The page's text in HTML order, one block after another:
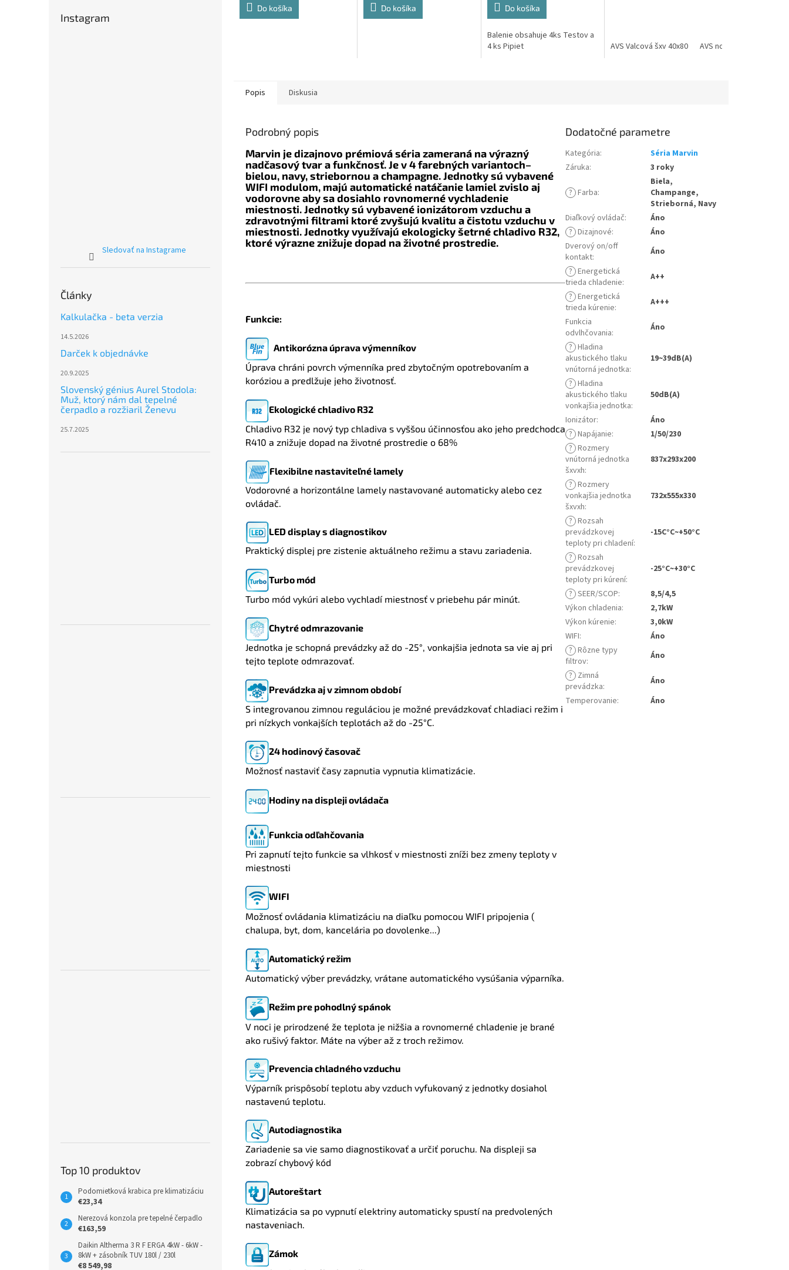
Instagram
Sledovať na Instagrame
Články
Kalkulačka - beta verzia
14.5.2026
Darček k objednávke
20.9.2025
Slovenský génius Aurel Stodola:
Muž, ktorý nám dal tepelné
čerpadlo a rozžiaril Ženevu
25.7.2025
Top 10 produktov
Podomietková krabica pre klimatizáciu
€23,34
Nerezová konzola pre tepelné čerpadlo
€163,59
Daikin Altherma 3 R F ERGA 4kW - 6kW -
8kW + zásobník TUV 180l / 230l
€8 549,98
Do košíka Do košíka Do košíka
Balenie obsahuje 4ks Testov a
4 ks Pipiet
AVS Valcová šxv 40x80 AVS nožičky šxv 48x70
Popis Diskusia
Podrobný popis
Marvin je dizajnovo prémiová séria zameraná na výrazný
nadčasový tvar a funkčnosť. Je v 4 farebných variantoch–
bielou, navy, striebornou a champagne. Jednotky sú vybavené
WIFI modulom, majú automatické natáčanie lamiel zvislo aj
vodorovne aby sa dosiahlo rovnomerné vychladenie
miestnosti. Jednotky sú vybavené ionizátorom vzduchu a
zdravotnými filtrami ktoré zvyšujú kvalitu a čistotu vzduchu v
miestnosti. Jednotky využívajú ekologicky šetrné chladivo R32,
ktoré výrazne znižuje dopad na životné prostredie.
Funkcie:
Antikorózna úprava výmenníkov
Úprava chráni povrch výmenníka pred zbytočným opotrebovaním a
koróziou a predlžuje jeho životnosť.
Ekologické chladivo R32
Chladivo R32 je nový typ chladiva s vyššou účinnosťou ako jeho predchodca
R410 a znižuje dopad na životné prostredie o 68%
Flexibilne nastaviteľné lamely
Vodorovné a horizontálne lamely nastavované automaticky alebo cez
ovládač.
LED display s diagnostikov
Praktický displej pre zistenie aktuálneho režimu a stavu zariadenia.
Turbo mód
Turbo mód vykúri alebo vychladí miestnosť v priebehu pár minút.
Chytré odmrazovanie
Jednotka je schopná prevádzky až do -25°, vonkajšia jednota sa vie aj pri
tejto teplote odmrazovať.
Prevádzka aj v zimnom období
S integrovanou zimnou reguláciou je možné prevádzkovať chladiaci režim i
pri nízkych vonkajších teplotách až do -25°C.
24 hodinový časovač
Možnosť nastaviť časy zapnutia vypnutia klimatizácie.
Hodiny na displeji ovládača
Funkcia odľahčovania
Pri zapnutí tejto funkcie sa vlhkosť v miestnosti zníži bez zmeny teploty v
miestnosti
WIFI
Možnosť ovládania klimatizáciu na diaľku pomocou WIFI pripojenia (
chalupa, byt, dom, kancelária po dovolenke...)
Automatický režim
Automatický výber prevádzky, vrátane automatického vysúšania výparníka.
Režim pre pohodlný spánok
V noci je prirodzené že teplota je nižšia a rovnomerné chladenie je brané
ako rušivý faktor. Máte na výber až z troch režimov.
Prevencia chladného vzduchu
Výparník prispôsobí teplotu aby vzduch vyfukovaný z jednotky dosiahol
nastavenú teplotu.
Autodiagnostika
Zariadenie sa vie samo diagnostikovať a určiť poruchu. Na displeji sa
zobrazí chybový kód
Autoreštart
Klimatizácia sa po vypnutí elektriny automaticky spustí na predvolených
nastaveniach.
Zámok
Dodatočné parametre
Kategória:
Séria Marvin
Záruka: 3 roky
? Farba:
Biela,
Champange,
Strieborná, Navy
Diaľkový ovládač:
Áno
? Dizajnové:
Áno
Dverový on/off
kontakt:
Áno
? Energetická
trieda chladenie:
A++
? Energetická
trieda kúrenie:
A+++
Funkcia
odvlhčovania:
Áno
? Hladina
akustického tlaku
vnútorná jednotka:
19~39dB(A)
? Hladina
akustického tlaku
vonkajšia jednotka:
50dB(A)
Ionizátor:
Áno
? Napájanie:
1/50/230
? Rozmery
vnútorná jednotka
šxvxh:
837x293x200
? Rozmery
vonkajšia jednotka
šxvxh:
732x555x330
? Rozsah
prevádzkovej
teploty pri chladení:
-15C°C~+50°C
? Rozsah
prevádzkovej
teploty pri kúrení:
-25°C~+30°C
? SEER/SCOP:
8,5/4,5
Výkon chladenia:
2,7kW
Výkon kúrenie:
3,0kW
WIFI:
Áno
? Rôzne typy
filtrov:
Áno
? Zimná
prevádzka:
Áno
Temperovanie: Áno